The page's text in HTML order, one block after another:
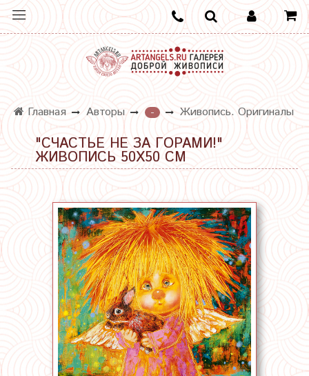
Главная Авторы - Живопись. Оригиналы
"СЧАСТЬЕ НЕ ЗА ГОРАМИ!"
ЖИВОПИСЬ 50Х50 СМ